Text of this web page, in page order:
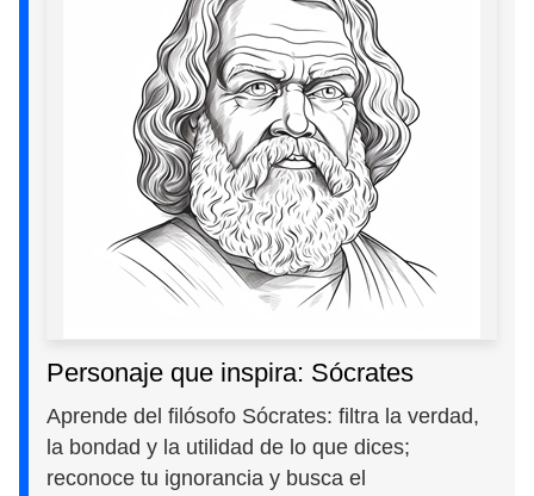
Personaje que inspira: Sócrates
Aprende del filósofo Sócrates: filtra la verdad,
la bondad y la utilidad de lo que dices;
reconoce tu ignorancia y busca el